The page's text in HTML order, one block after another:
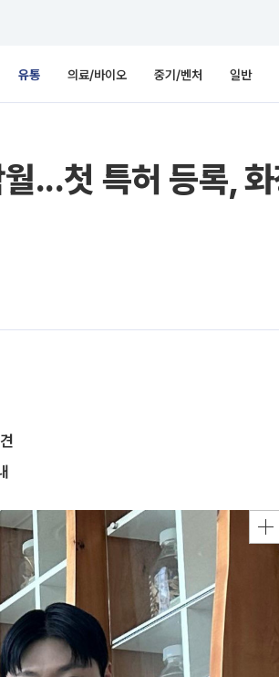
유통 의료/바이오 중기/벤처 일반
...첫 특허 등록,